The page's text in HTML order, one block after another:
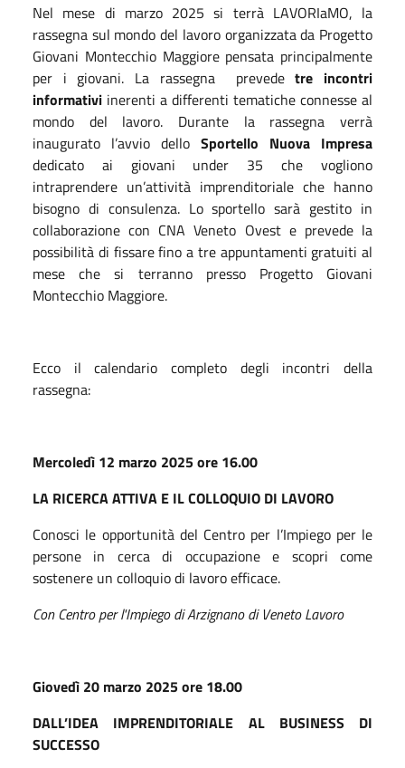
Nel mese di marzo 2025 si terrà LAVORIaMO, la
rassegna sul mondo del lavoro organizzata da Progetto
Giovani Montecchio Maggiore pensata principalmente
per i giovani. La rassegna prevedetre incontri
informativi inerenti a differenti tematiche connesse al
mondo del lavoro. Durante la rassegna verrà
inaugurato l’avvio dello Sportello Nuova Impresa
dedicato ai giovani under 35 che vogliono
intraprendere un’attività imprenditoriale che hanno
bisogno di consulenza. Lo sportello sarà gestito in
collaborazione con CNA Veneto Ovest e prevede la
possibilità di fissare fino a tre appuntamenti gratuiti al
mese che si terranno presso Progetto Giovani
Montecchio Maggiore.
Ecco il calendario completo degli incontri della
rassegna:
Mercoledì 12 marzo 2025 ore 16.00
LA RICERCA ATTIVA E IL COLLOQUIO DI LAVORO
Conosci le opportunità del Centro per l’Impiego per le
persone in cerca di occupazione e scopri come
sostenere un colloquio di lavoro efficace.
Con Centro per l'Impiego di Arzignano di Veneto Lavoro
Giovedì 20 marzo 2025 ore 18.00
DALL’IDEA IMPRENDITORIALE AL BUSINESS DI
SUCCESSO